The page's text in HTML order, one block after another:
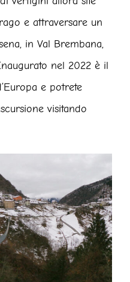
e attraversare un
in Val Brembana,
nel 2022 è il
e potrete
visitando